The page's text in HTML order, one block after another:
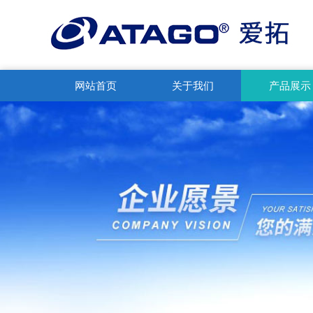
网站首页 关于我们 产品展示